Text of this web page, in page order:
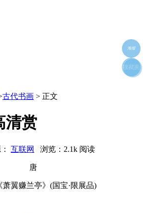
古代书画 > 正文
清赏
互联网 浏览：2.1k 阅读
唐
萧翼赚兰亭》(国宝·限展品)
海报
好友
朋友圈
收藏夹